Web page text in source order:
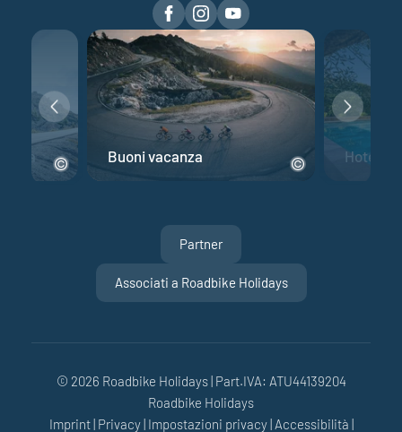
Buoni vacanza Hotel
Partner
Associati a Roadbike Holidays
© 2026 Roadbike Holidays| Part.IVA: ATU44139204
Roadbike Holidays
Imprint| Privacy| Impostazioni privacy| Accessibilità |